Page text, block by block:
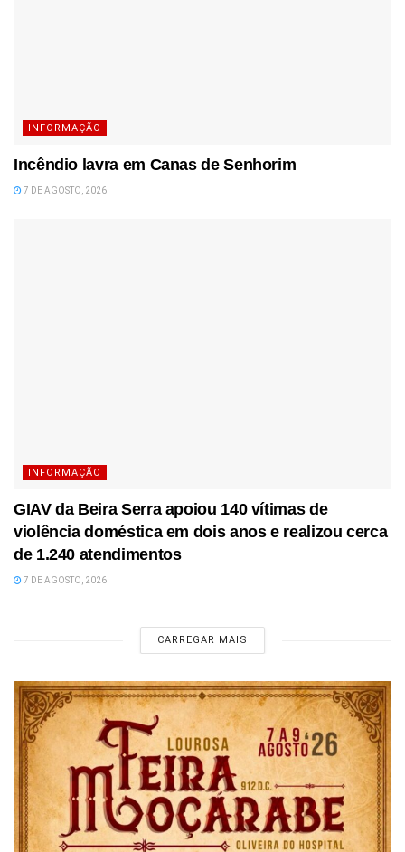
INFORMAÇÃO
Incêndio lavra em Canas de Senhorim
7 DE AGOSTO, 2026
INFORMAÇÃO
GIAV da Beira Serra apoiou 140 vítimas de
violência doméstica em dois anos e realizou cerca
de 1.240 atendimentos
7 DE AGOSTO, 2026
CARREGAR MAIS